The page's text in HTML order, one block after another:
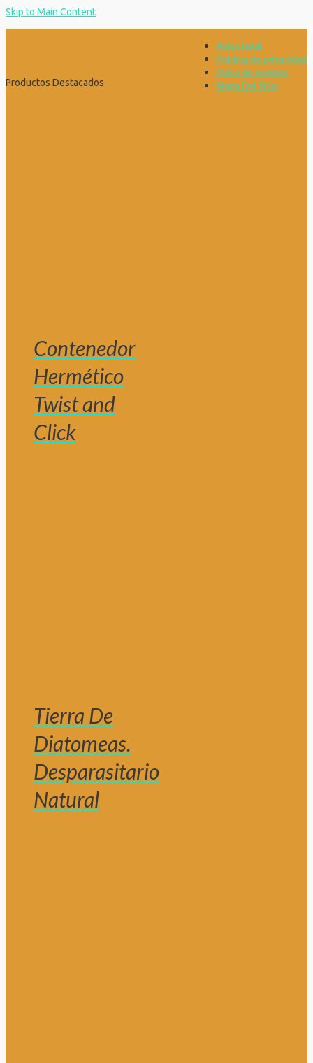
Skip to Main Content
Aviso legal
Política de privacidad
Aviso de cookies
Mapa Del Sitio
Productos Destacados
Contenedor
Hermético
Twist and
Click
Tierra De
Diatomeas.
Desparasitario
Natural